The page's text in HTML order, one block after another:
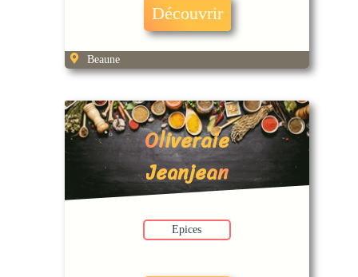
Découvrir
Beaune
Oliveraie
Jeanjean
Epices